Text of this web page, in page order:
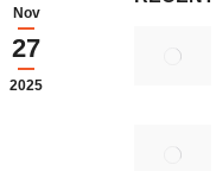
Nov
27
2025